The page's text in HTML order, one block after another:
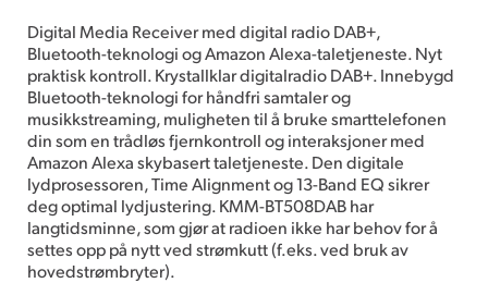
Digital Media Receiver med digital radio DAB+,
Bluetooth-teknologi og Amazon Alexa-taletjeneste. Nyt
praktisk kontroll. Krystallklar digitalradio DAB+. Innebygd
Bluetooth-teknologi for håndfri samtaler og
musikkstreaming, muligheten til å bruke smarttelefonen
din som en trådløs fjernkontroll og interaksjoner med
Amazon Alexa skybasert taletjeneste. Den digitale
lydprosessoren, Time Alignment og 13-Band EQ sikrer
deg optimal lydjustering. KMM-BT508DAB har
langtidsminne, som gjør at radioen ikke har behov for å
settes opp på nytt ved strømkutt (f.eks. ved bruk av
hovedstrømbryter).